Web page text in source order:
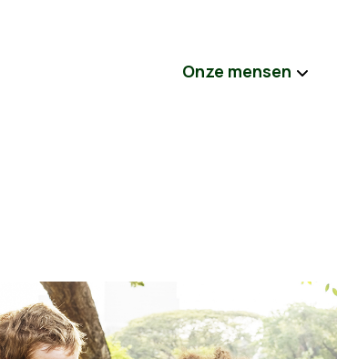
Onze mensen